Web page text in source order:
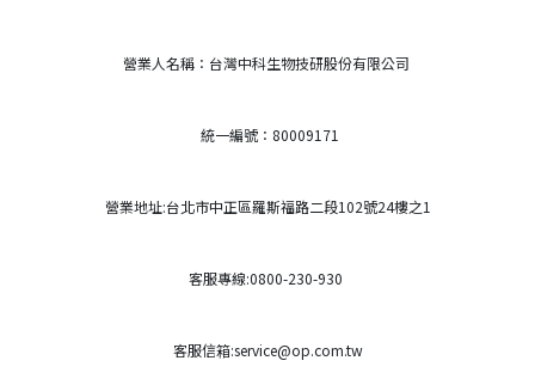
營業人名稱：台灣中科生物技研股份有限公司
統一編號：80009171
營業地址:台北市中正區羅斯福路二段102號24樓之1
客服專線:0800-230-930
客服信箱:service@op.com.tw